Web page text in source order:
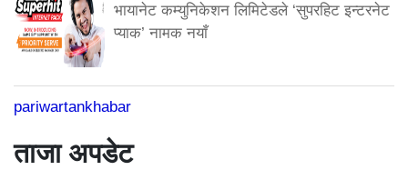
भायानेट कम्युनिकेशन लिमिटेडले ‘सुपरहिट इन्टरनेट
प्याक’ नामक नयाँ
pariwartankhabar
ताजा अपडेट